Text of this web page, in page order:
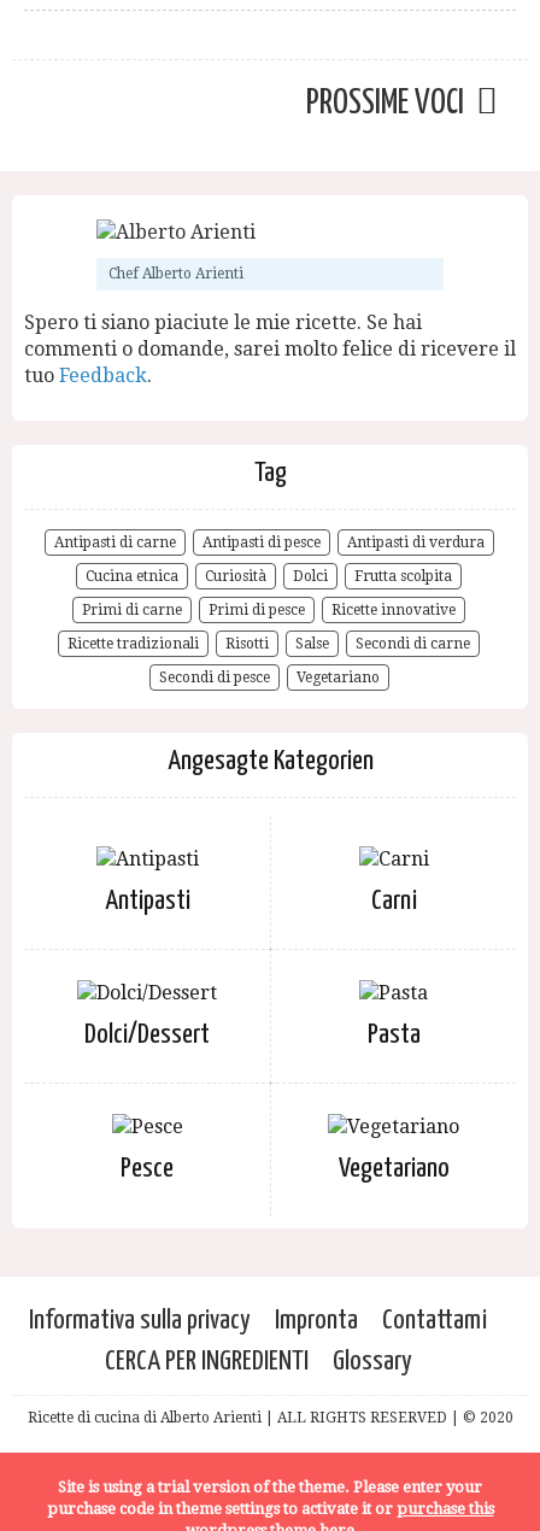
PROSSIME VOCI
Chef Alberto Arienti
Spero ti siano piaciute le mie ricette. Se hai
commenti o domande, sarei molto felice di ricevere il
tuo Feedback.
Tag
Antipasti di carne Antipasti di pesce
Antipasti di verdura
Cucina etnica
Curiosità Dolci
Frutta scolpita
Primi di carne
Primi di pesce
Ricette innovative
Ricette tradizionali
Risotti Salse
Secondi di carne
Secondi di pesce
Vegetariano
Angesagte Kategorien
Antipasti Carni
Dolci/Dessert Pasta
Pesce Vegetariano
Informativa sulla privacy Impronta
Contattami
CERCA PER INGREDIENTI
Glossary
Ricette di cucina di Alberto Arienti | ALL RIGHTS RESERVED | © 2020
Site is using a trial version of the theme. Please enter your
purchase code in theme settings to activate it or purchase this